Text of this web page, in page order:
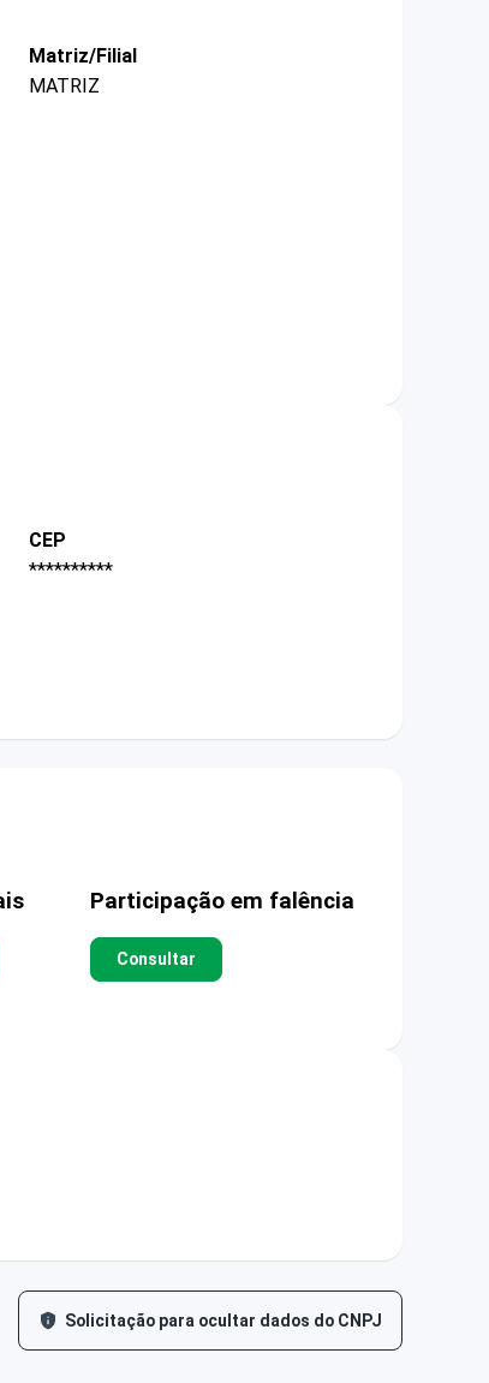
Matriz/Filial
MATRIZ
CEP
**********
Participação em falência
Consultar
Solicitação para ocultar dados do CNPJ